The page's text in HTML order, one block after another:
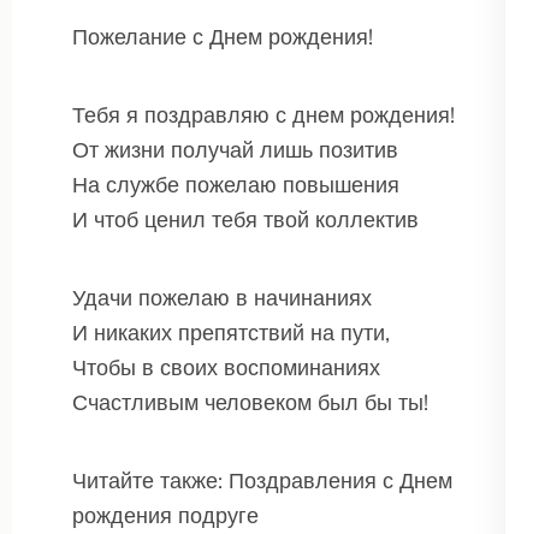
Пожелание с Днем рождения!
Тебя я поздравляю с днем рождения!
От жизни получай лишь позитив
На службе пожелаю повышения
И чтоб ценил тебя твой коллектив
Удачи пожелаю в начинаниях
И никаких препятствий на пути,
Чтобы в своих воспоминаниях
Счастливым человеком был бы ты!
Читайте также: Поздравления с Днем
рождения подруге